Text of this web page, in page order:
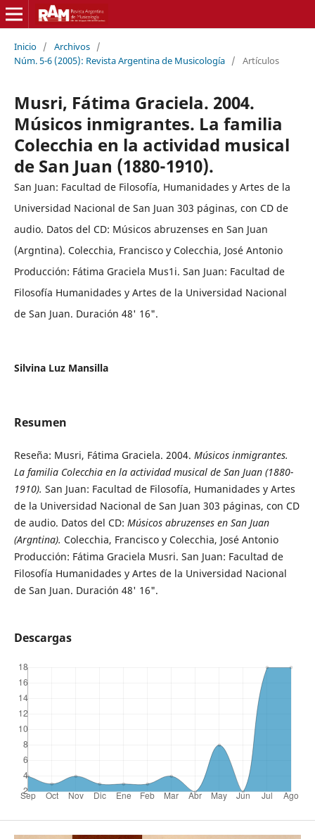
Inicio / Archivos /
Núm. 5-6 (2005): Revista Argentina de Musicología / Artículos
Musri, Fátima Graciela. 2004.
Músicos inmigrantes. La familia
Colecchia en la actividad musical
de San Juan (1880-1910).
San Juan: Facultad de Filosofía, Humanidades y Artes de la
Universidad Nacional de San Juan 303 páginas, con CD de
audio. Datos del CD: Músicos abruzenses en San Juan
(Argntina). Colecchia, Francisco y Colecchia, José Antonio
Producción: Fátima Graciela Mus1i. San Juan: Facultad de
Filosofía Humanidades y Artes de la Universidad Nacional
de San Juan. Duración 48' 16".
Silvina Luz Mansilla
Resumen
Reseña: Musri, Fátima Graciela. 2004. Músicos inmigrantes.
La familia Colecchia en la actividad musical de San Juan (1880-
1910). San Juan: Facultad de Filosofía, Humanidades y Artes
de la Universidad Nacional de San Juan 303 páginas, con CD
de audio. Datos del CD: Músicos abruzenses en San Juan
(Argntina). Colecchia, Francisco y Colecchia, José Antonio
Producción: Fátima Graciela Musri. San Juan: Facultad de
Filosofía Humanidades y Artes de la Universidad Nacional
de San Juan. Duración 48' 16".
Descargas